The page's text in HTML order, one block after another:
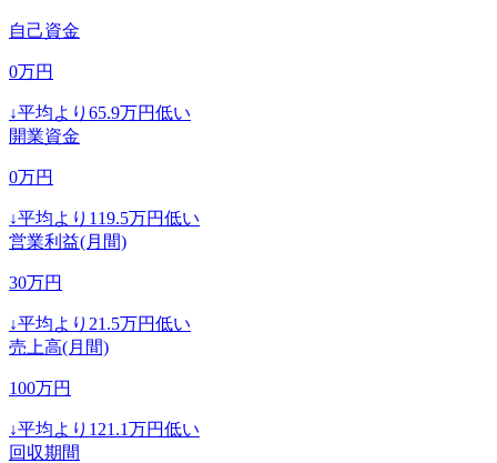
自己資金
0万円
↓平均より 65.9万円低い
開業資金
0万円
↓平均より 119.5万円低い
営業利益(月間)
30万円
↓平均より 21.5万円低い
売上高(月間)
100万円
↓平均より 121.1万円低い
回収期間